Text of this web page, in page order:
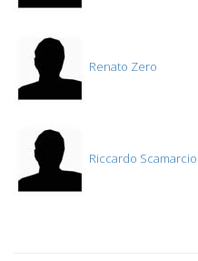
Renato Zero
Riccardo Scamarcio